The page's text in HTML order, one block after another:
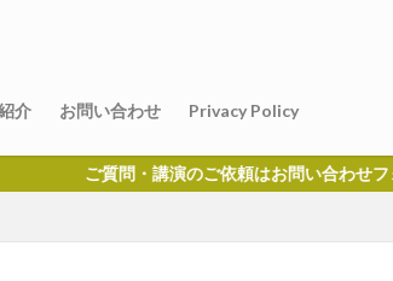
介 お問い合わせ Privacy Policy
演のご依頼はお問い合わせフォームよりご連絡く